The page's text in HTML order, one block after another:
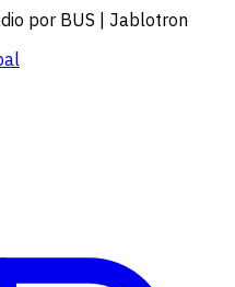
por BUS | Jablotron